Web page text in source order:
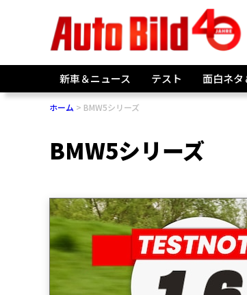
新車＆ニュース テスト 面白ネタ
ホーム BMW5シリーズ
BMW5シリーズ